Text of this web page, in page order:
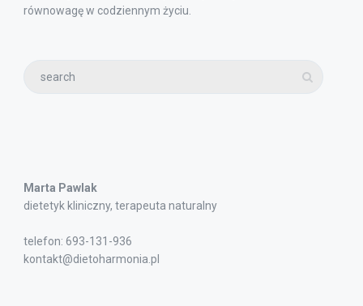
równowagę w codziennym życiu.
Marta Pawlak
dietetyk kliniczny, terapeuta naturalny
telefon: 693-131-936
kontakt@dietoharmonia.pl